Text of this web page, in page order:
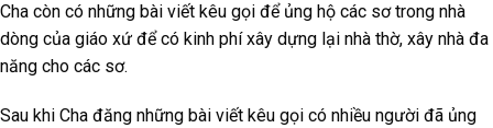
Cha còn có những bài viết kêu gọi để ủng hộ các sơ trong nhà
dòng của giáo xứ để có kinh phí xây dựng lại nhà thờ, xây nhà đa
năng cho các sơ.
Sau khi Cha đăng những bài viết kêu gọi có nhiều người đã ủng